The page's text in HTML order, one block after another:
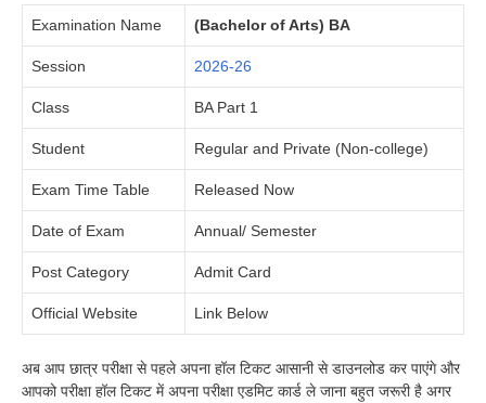
Examination Name (Bachelor of Arts) BA
Session 2026-26
Class BA Part 1
Student Regular and Private (Non-college)
Exam Time Table Released Now
Date of Exam Annual/ Semester
Post Category Admit Card
Official Website Link Below
अब आप छात्र परीक्षा से पहले अपना हॉल टिकट आसानी से डाउनलोड कर पाएंगे और
आपको परीक्षा हॉल टिकट में अपना परीक्षा एडमिट कार्ड ले जाना बहुत जरूरी है अगर